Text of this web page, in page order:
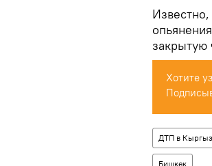
закрытую
Хотите
ДТП в
Бишкек